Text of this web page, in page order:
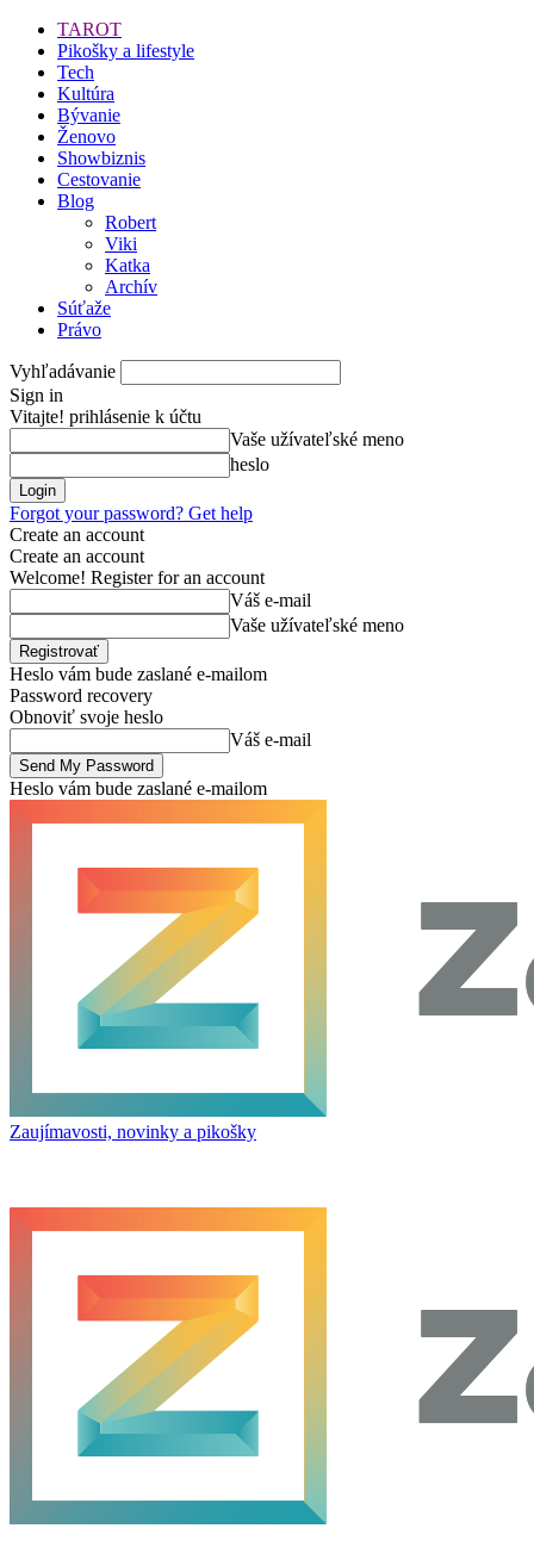
TAROT
Pikošky a lifestyle
Tech
Kultúra
Bývanie
Ženovo
Showbiznis
Cestovanie
Blog
Robert
Viki
Katka
Archív
Súťaže
Právo
Vyhľadávanie
Sign in
Vitajte! prihlásenie k účtu
Vaše užívateľské meno
heslo
Forgot your password? Get help
Create an account
Create an account
Welcome! Register for an account
Váš e-mail
Vaše užívateľské meno
Heslo vám bude zaslané e-mailom
Password recovery
Obnoviť svoje heslo
Váš e-mail
Heslo vám bude zaslané e-mailom
Zaujímavosti, novinky a pikošky